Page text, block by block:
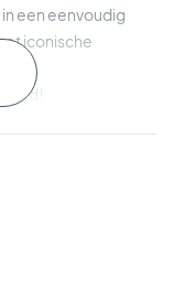
een eenvoudig
iconische
als tennis.